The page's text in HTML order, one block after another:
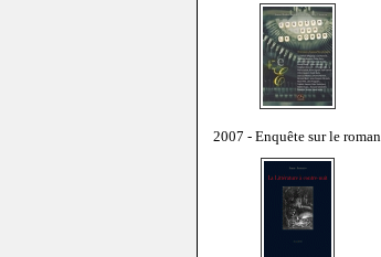
2007 - Enquête sur le roman